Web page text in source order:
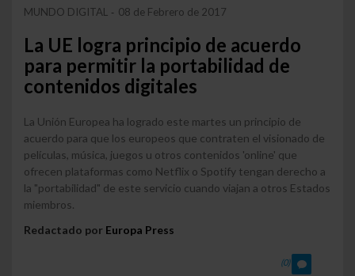
MUNDO DIGITAL - 08 de Febrero de 2017
La UE logra principio de acuerdo
para permitir la portabilidad de
contenidos digitales
La Unión Europea ha logrado este martes un principio de
acuerdo para que los europeos que contraten el visionado de
películas, música, juegos u otros contenidos 'online' que
ofrecen plataformas como Netflix o Spotify tengan derecho a
la "portabilidad" de este servicio cuando viajan a otros Estados
miembros.
Redactado por Europa Press
(0)